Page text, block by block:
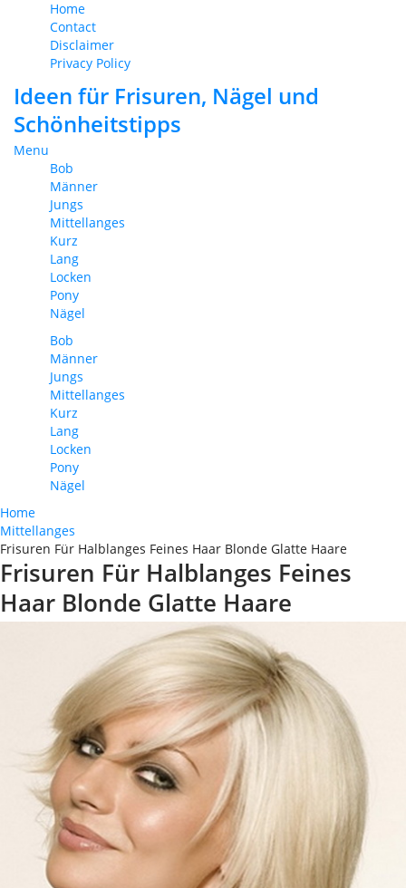
Home
Contact
Disclaimer
Privacy Policy
Ideen für Frisuren, Nägel und
Schönheitstipps
Menu
Bob
Männer
Jungs
Mittellanges
Kurz
Lang
Locken
Pony
Nägel
Bob
Männer
Jungs
Mittellanges
Kurz
Lang
Locken
Pony
Nägel
Home
Mittellanges
Frisuren Für Halblanges Feines Haar Blonde Glatte Haare
Frisuren Für Halblanges Feines
Haar Blonde Glatte Haare